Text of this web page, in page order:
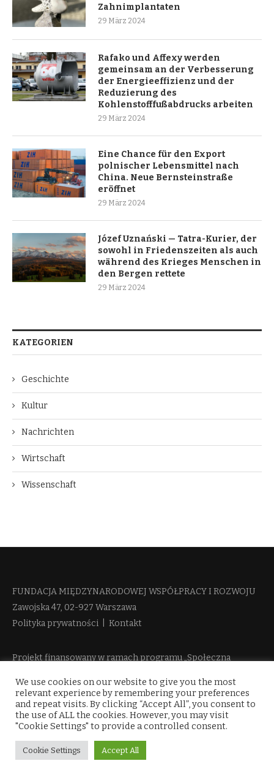
Zahnimplantaten
29 März 2024
Rafako und Affexy werden
gemeinsam an der Verbesserung
der Energieeffizienz und der
Reduzierung des
Kohlenstofffußabdrucks arbeiten
29 März 2024
Eine Chance für den Export
polnischer Lebensmittel nach
China. Neue Bernsteinstraße
eröffnet
29 März 2024
Józef Uznański — Tatra-Kurier, der
sowohl in Friedenszeiten als auch
während des Krieges Menschen in
den Bergen rettete
29 März 2024
KATEGORIEN
Geschichte
Kultur
Nachrichten
Wirtschaft
Wissenschaft
FUNDACJA MIĘDZYNARODOWEJ WSPÓŁPRACY I ROZWOJU​
Zawojska 47, 02-927 Warszawa
Polityka prywatności
Kontakt
Projekt finansowany w ramach programu „Społeczna
więcej informacji
We use cookies on our website to give you the most
relevant experience by remembering your preferences
and repeat visits. By clicking “Accept All”, you consent to
the use of ALL the cookies. However, you may visit
"Cookie Settings" to provide a controlled consent.
Cookie Settings Accept All